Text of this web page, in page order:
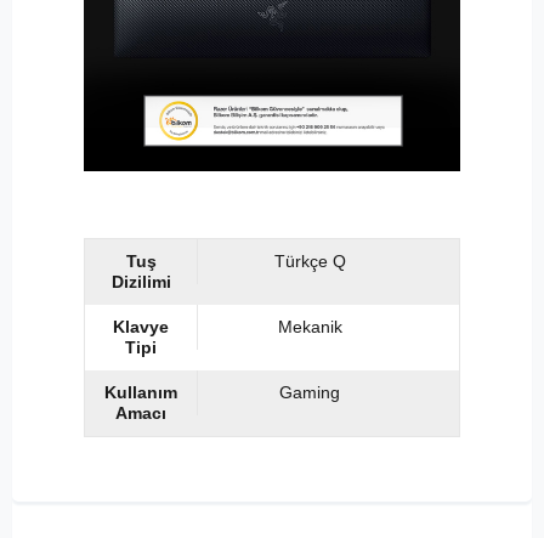
Tuş
Dizilimi
Türkçe Q
Klavye
Tipi
Mekanik
Kullanım
Amacı
Gaming